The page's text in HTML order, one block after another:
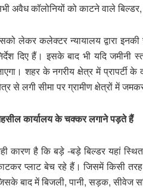
अवैध कॉलोनियों को काटने वाले
लेकर कलेक्टर न्यायालय द्वारा
दिए हैं। इसके बाद भी यदि जमीनी
शहर के नगरीय क्षेत्र में प्रापर्टी
से लगी सीमा पर ग्रामीण क्षेत्रों में
कार्यालय के चक्कर लगाने पड़ते हैं
कारण है कि बड़े -बड़े बिल्डर यहां
प्लाट बेच रहे हैं। जिसमें किसी तरह
बाद में बिजली, पानी, सड़क, सीवेज